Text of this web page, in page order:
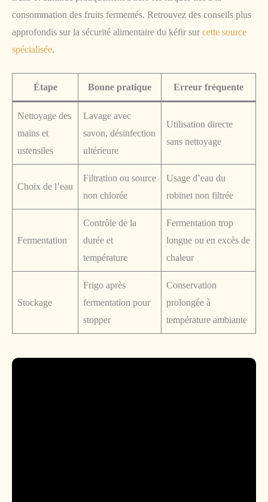
consommation des fruits fermentés. Retrouvez des conseils plus
approfondis sur la sécurité alimentaire du kéfir sur cette source
spécialisée.
Étape Bonne pratique Erreur fréquente
Nettoyage des
mains et
ustensiles
Lavage avec
savon, désinfection
ultérieure
Utilisation directe
sans nettoyage
Choix de l’eau
Filtration ou source
non chlorée
Usage d’eau du
robinet non filtrée
Fermentation
Contrôle de la
durée et
température
Fermentation trop
longue ou en excès de
chaleur
Stockage
Frigo après
fermentation pour
stopper
Conservation
prolongée à
température ambiante